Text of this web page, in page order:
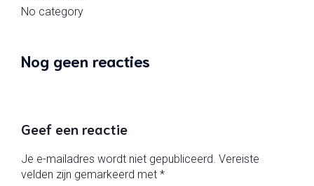
No category
Nog geen reacties
Geef een reactie
Je e-mailadres wordt niet gepubliceerd. Vereiste
velden zijn gemarkeerd met *